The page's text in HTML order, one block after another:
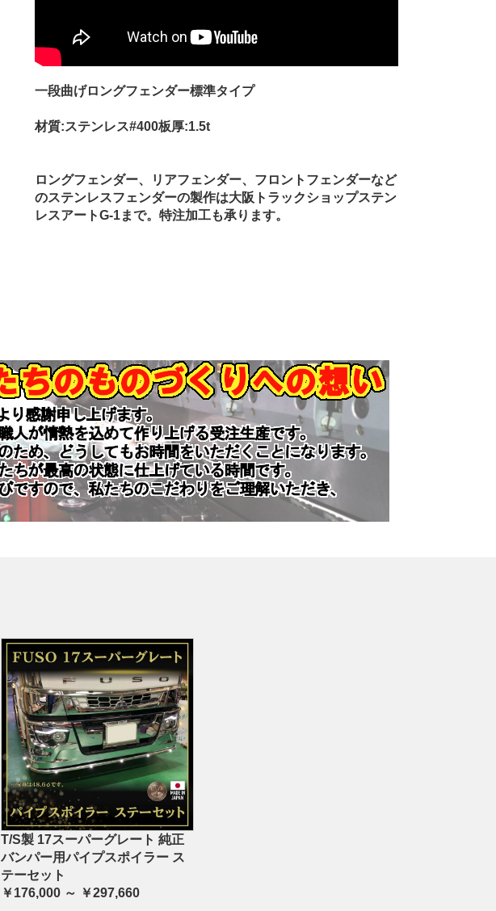
一段曲げロングフェンダー標準タイプ
材質:ステンレス#400板厚:1.5t
ロングフェンダー、リアフェンダー、フロントフェンダーなど
のステンレスフェンダーの製作は大阪トラックショップステン
レスアートG-1まで。特注加工も承ります。
T/S製 17スーパーグレート 純正
バンパー用パイプスポイラー ス
テーセット
￥176,000 ～ ￥297,660